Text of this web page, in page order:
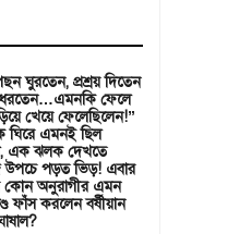
ঘুরতেন, প্রশ্রয় দিতেন
ফেলে
খেয়ে ফেলেছিলেন!”
ঘিরে এমনই ছিল
এক ঝলক দেখতে
উপচে পড়ত ভিড়! এবার
কোন অনুরাগীর এমন
ফাঁস করলেন বর্ষীয়ান